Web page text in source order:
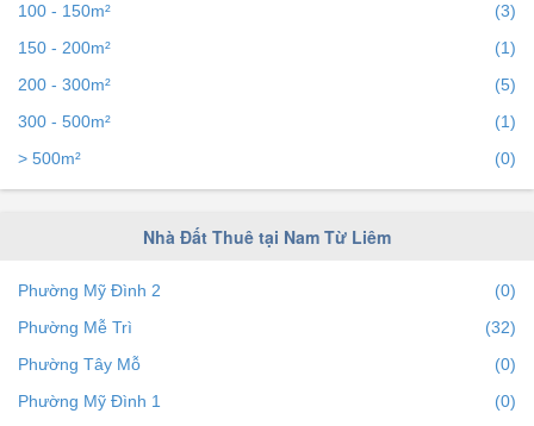
100 - 150m²
(3)
150 - 200m²
(1)
200 - 300m²
(5)
300 - 500m²
(1)
> 500m²
(0)
Nhà Đất Thuê tại Nam Từ Liêm
Phường Mỹ Đình 2
(0)
Phường Mễ Trì
(32)
Phường Tây Mỗ
(0)
Phường Mỹ Đình 1
(0)